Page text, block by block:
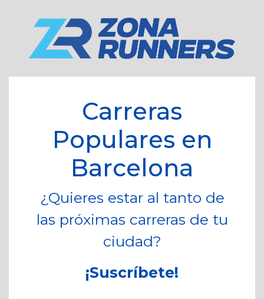
Carreras
Populares en
Barcelona
¿Quieres estar al tanto de
las próximas carreras de tu
ciudad?
¡Suscríbete!